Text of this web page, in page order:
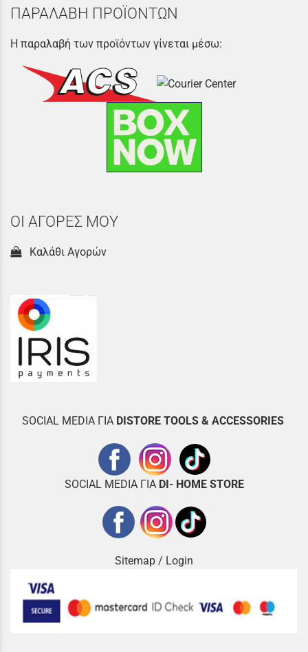
ΠΑΡΑΛΑΒΗ ΠΡΟΪΟΝΤΩΝ
Η παραλαβή των προϊόντων γίνεται μέσω:
ΟΙ ΑΓΟΡΕΣ ΜΟΥ
Καλάθι Αγορών
SOCIAL MEDIA ΓΙΑ DISTORE TOOLS & ACCESSORIES
SOCIAL MEDIA ΓΙΑ DI- HOME STORE
Sitemap / Login